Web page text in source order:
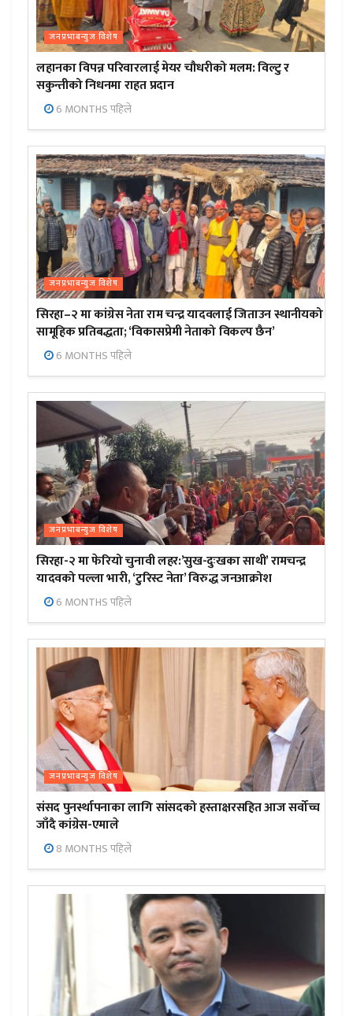
जनप्रभाबन्युज विशेष
लहानका विपन्न परिवारलाई मेयर चौधरीको मलम: विल्टु र
सकुन्तीको निधनमा राहत प्रदान
6 MONTHS पहिले
जनप्रभाबन्युज विशेष
सिरहा–२ मा कांग्रेस नेता राम चन्द्र यादवलाई जिताउन स्थानीयको
सामूहिक प्रतिबद्धता; ‘विकासप्रेमी नेताको विकल्प छैन’
6 MONTHS पहिले
जनप्रभाबन्युज विशेष
सिरहा-२ मा फेरियो चुनावी लहर:’सुख-दुःखका साथी’ रामचन्द्र
यादवको पल्ला भारी, ‘टुरिस्ट नेता’ विरुद्ध जनआक्रोश
6 MONTHS पहिले
जनप्रभाबन्युज विशेष
संसद पुनर्स्थापनाका लागि सांसदको हस्ताक्षरसहित आज सर्वोच्च
जाँदै कांग्रेस-एमाले
8 MONTHS पहिले